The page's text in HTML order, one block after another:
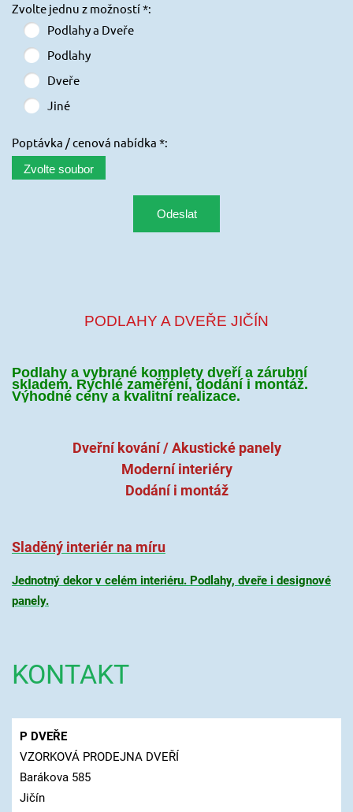
Zvolte jednu z možností *:
Podlahy a Dveře
Podlahy
Dveře
Jiné
Poptávka / cenová nabídka *:
Zvolte soubor
PODLAHY A DVEŘE JIČÍN
Podlahy a vybrané komplety dveří a zárubní
skladem. Rychlé zaměření, dodání i montáž.
Výhodné ceny a kvalitní realizace.
Dveřní kování /Akustické panely
Moderní interiéry
Dodání i montáž
Sladěný interiér na míru
Jednotný dekor v celém interiéru. Podlahy, dveře i designové
panely.
KONTAKT
P DVEŘE
VZORKOVÁ PRODEJNA DVEŘÍ
Barákova 585
Jičín